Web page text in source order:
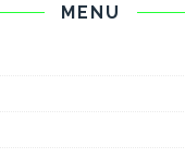
MENU